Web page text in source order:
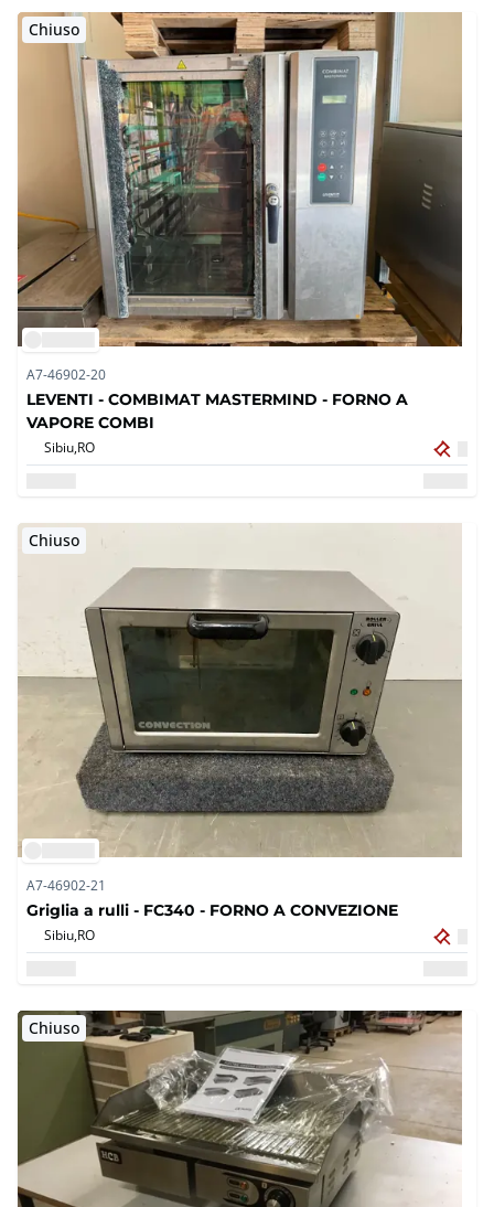
Chiuso
A7-46902-20
LEVENTI - COMBIMAT MASTERMIND - FORNO A
VAPORE COMBI
Sibiu,RO
Chiuso
A7-46902-21
Griglia a rulli - FC340 - FORNO A CONVEZIONE
Sibiu,RO
Chiuso